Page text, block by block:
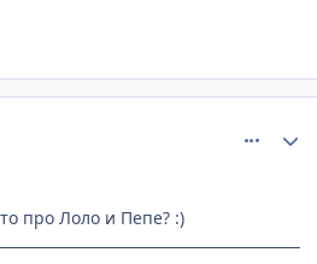
про Лоло и Пепе? :)